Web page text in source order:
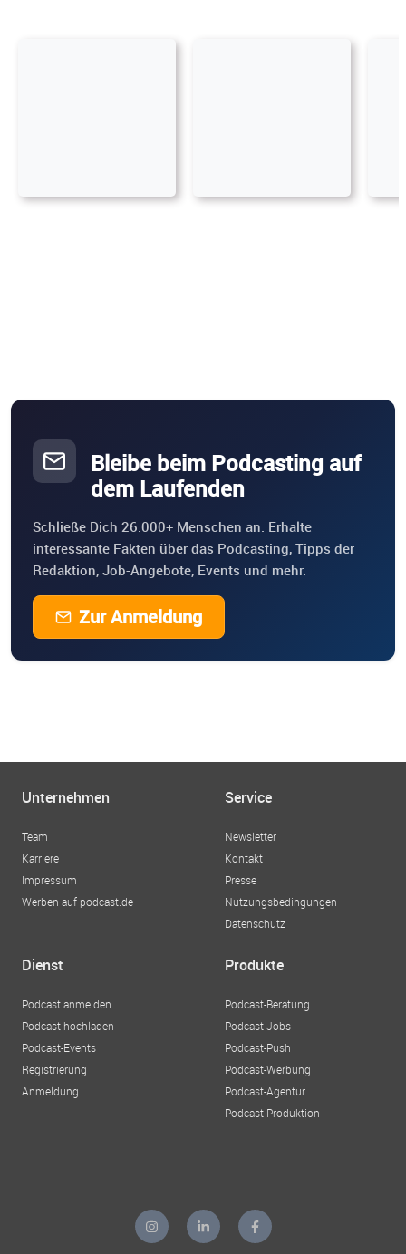
Bleibe beim Podcasting auf
dem Laufenden
Schließe Dich 26.000+ Menschen an. Erhalte
interessante Fakten über das Podcasting, Tipps der
Redaktion, Job-Angebote, Events und mehr.
Zur Anmeldung
Unternehmen
Team
Karriere
Impressum
Werben auf podcast.de
Service
Newsletter
Kontakt
Presse
Nutzungsbedingungen
Datenschutz
Dienst
Podcast anmelden
Podcast hochladen
Podcast-Events
Registrierung
Anmeldung
Produkte
Podcast-Beratung
Podcast-Jobs
Podcast-Push
Podcast-Werbung
Podcast-Agentur
Podcast-Produktion